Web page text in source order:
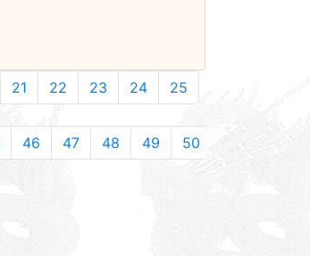
21 22 23 24 25
46 47 48 49 50